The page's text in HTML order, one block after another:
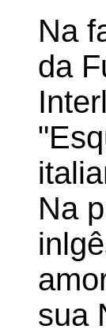
Na
da
Na
sua